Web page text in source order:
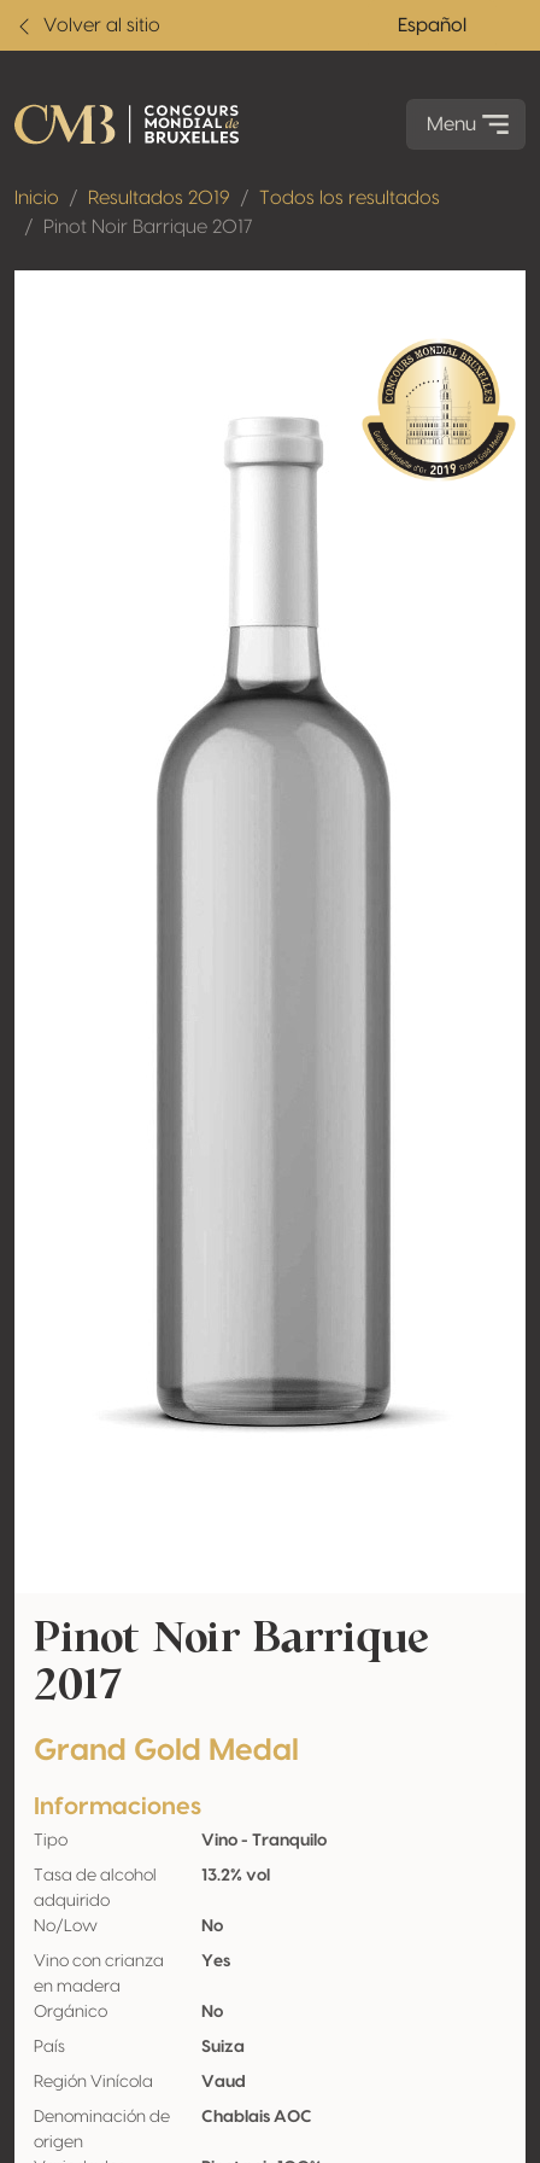
Volver al sitio Español
Menu
Inicio Resultados 2019
Todos los resultados
Pinot Noir Barrique 2017
Pinot Noir Barrique
2017
Grand Gold Medal
Informaciones
Tipo Vino - Tranquilo
Tasa de alcohol
adquirido
13.2% vol
No/Low No
Vino con crianza
en madera
Yes
Orgánico No
País Suiza
Región Vinícola Vaud
Denominación de
origen
Chablais AOC